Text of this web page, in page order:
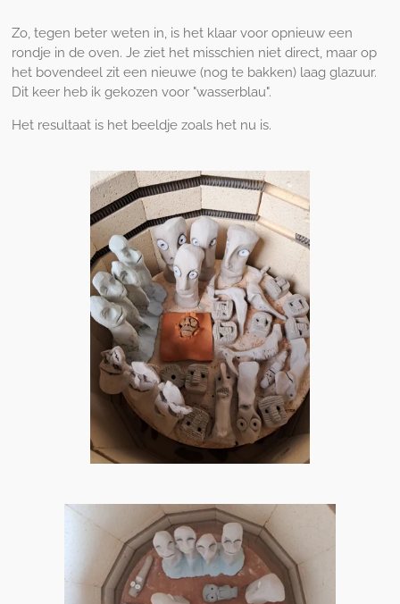
Zo, tegen beter weten in, is het klaar voor opnieuw een
rondje in de oven. Je ziet het misschien niet direct, maar op
het bovendeel zit een nieuwe (nog te bakken) laag glazuur.
Dit keer heb ik gekozen voor "wasserblau".
Het resultaat is het beeldje zoals het nu is.